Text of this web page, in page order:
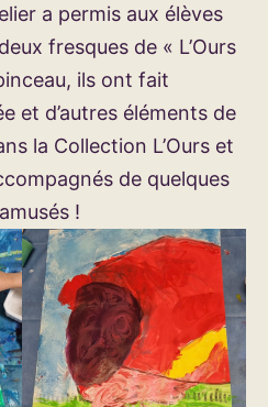
a permis aux élèves
fresques de « L’Ours
ils ont fait
et d’autres éléments de
la Collection L’Ours et
de quelques
!